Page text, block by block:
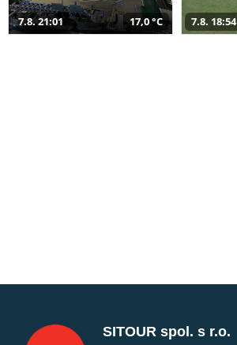
7.8. 21:01 17,0 °C 7.8. 18:54
SITOUR spol. s r.o.